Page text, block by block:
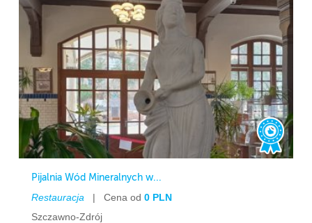
Pijalnia Wód Mineralnych w...
Restauracja | Cena od0 PLN
Szczawno-Zdrój